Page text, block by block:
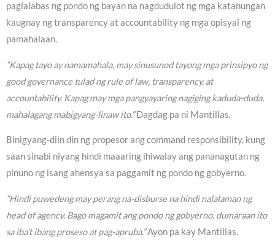
paglalabas ng pondo ng bayan na nagdudulot ng mga katanungan
kaugnay ng transparency at accountability ng mga opisyal ng
pamahalaan.
“Kapag tayo ay namamahala, may sinusunod tayong mga prinsipyo ng
good governance tulad ng rule of law, transparency, at
accountability. Kapag may mga pangyayaring nagiging kaduda-duda,
mahalagang mabigyang-linaw ito.”Dagdag pa ni Mantillas.
Binigyang-diin din ng propesor ang command responsibility, kung
saan sinabi niyang hindi maaaring ihiwalay ang pananagutan ng
pinuno ng isang ahensya sa paggamit ng pondo ng gobyerno.
“Hindi puwedeng may perang na-disburse na hindi nalalaman ng
head of agency. Bago magamit ang pondo ng gobyerno, dumaraan ito
sa iba’t ibang proseso at pag-apruba.”Ayon pa kay Mantillas.